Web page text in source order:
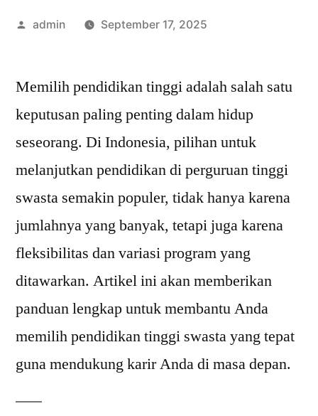
Posted
admin September 17, 2025
Memilih pendidikan tinggi adalah salah satu
keputusan paling penting dalam hidup
seseorang. Di Indonesia, pilihan untuk
melanjutkan pendidikan di perguruan tinggi
swasta semakin populer, tidak hanya karena
jumlahnya yang banyak, tetapi juga karena
fleksibilitas dan variasi program yang
ditawarkan. Artikel ini akan memberikan
panduan lengkap untuk membantu Anda
memilih pendidikan tinggi swasta yang tepat
guna mendukung karir Anda di masa depan.